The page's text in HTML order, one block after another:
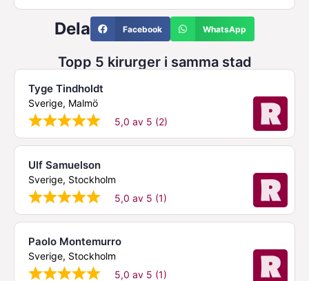
Facebook WhatsApp
Dela
Topp 5 kirurger i samma stad
Tyge Tindholdt
Sverige, Malmö
5,0 av 5 (2)
Ulf Samuelson
Sverige, Stockholm
5,0 av 5 (1)
Paolo Montemurro
Sverige, Stockholm
5,0 av 5 (1)